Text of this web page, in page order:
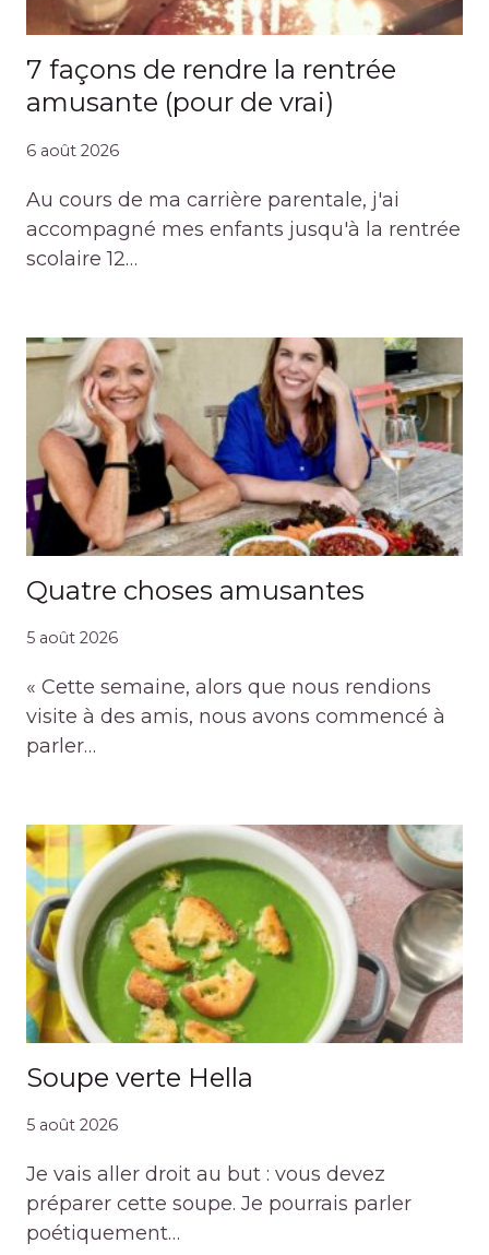
7 façons de rendre la rentrée
amusante (pour de vrai)
6 août 2026
Au cours de ma carrière parentale, j'ai
accompagné mes enfants jusqu'à la rentrée
scolaire 12…
Quatre choses amusantes
5 août 2026
« Cette semaine, alors que nous rendions
visite à des amis, nous avons commencé à
parler…
Soupe verte Hella
5 août 2026
Je vais aller droit au but : vous devez
préparer cette soupe. Je pourrais parler
poétiquement…